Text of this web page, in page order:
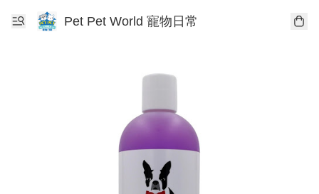
Pet Pet World 寵物日常